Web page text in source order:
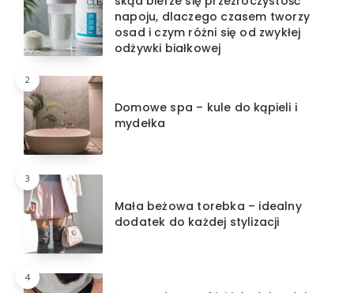
napoju, dlaczego czasem tworzy
osad i czym różni się od zwykłej
odżywki białkowej
2
Domowe spa – kule do kąpieli i
mydełka
3
Mała beżowa torebka – idealny
dodatek do każdej stylizacji
4